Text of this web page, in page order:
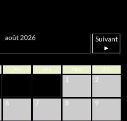
août 2026
Suivant
►
jeu ven sam dim
1 2
6 7 8 9